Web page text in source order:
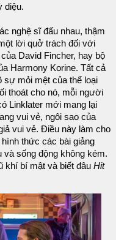
diệu.
nghệ sĩ đấu nhau, thậm
lời quở trách đối với
David Fincher, hay bộ
Harmony Korine. Tất cả
sự mỏi mệt của thể loại
thoát cho nó, mỗi người
Linklater mới mang lại
vui vẻ, ngôi sao của
vui vẻ. Điều này làm cho
thức các bài giảng
sống động không kém.
khí bí mật và biết đâu Hit